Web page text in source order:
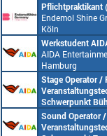
Pflichtpraktikant
Endemol Shine
Köln
Werkstudent
AIDA
Hamburg
Stage Operator /
Schwerpunkt
AIDA
an Bord unserer
Sound Operator